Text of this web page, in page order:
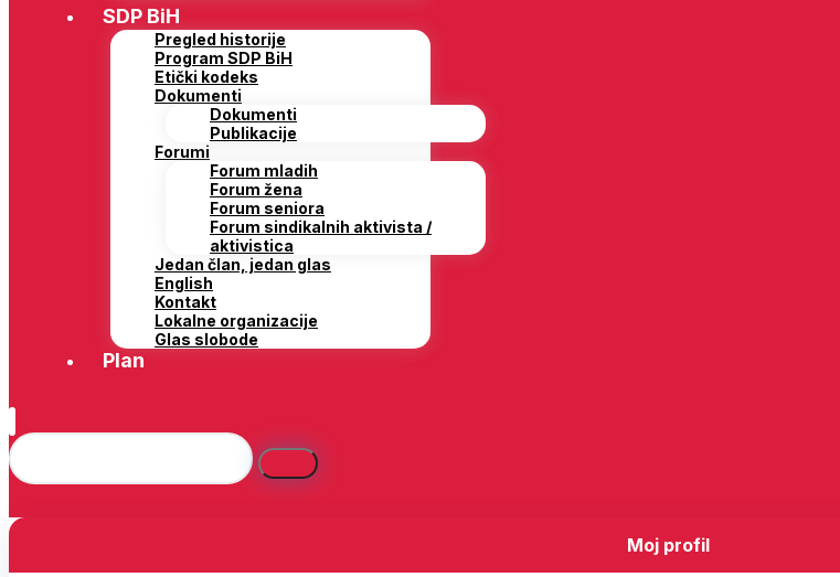
SDP BiH
Pregled historije
Program SDP BiH
Etički kodeks
Dokumenti
Dokumenti
Publikacije
Forumi
Forum mladih
Forum žena
Forum seniora
Forum sindikalnih aktivista /
aktivistica
Jedan član, jedan glas
English
Kontakt
Lokalne organizacije
Glas slobode
Plan
Moj profil